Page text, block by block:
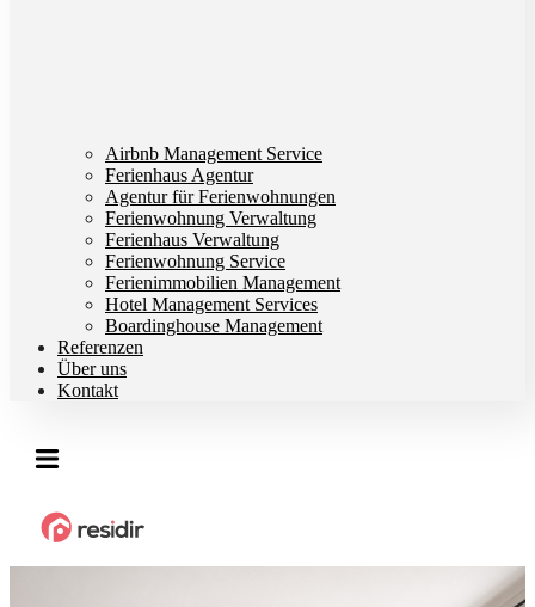
Airbnb Management Service
Ferienhaus Agentur
Agentur für Ferienwohnungen
Ferienwohnung Verwaltung
Ferienhaus Verwaltung
Ferienwohnung Service
Ferienimmobilien Management
Hotel Management Services
Boardinghouse Management
Referenzen
Über uns
Kontakt